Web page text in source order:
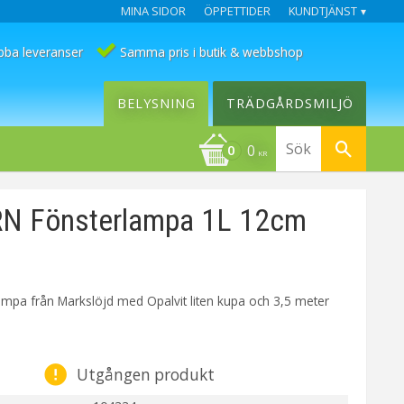
MINA SIDOR ÖPPETTIDER KUNDTJÄNST
leveranser Samma pris i butik & webbshop
0 KR
BELYSNING TRÄDGÅRDSMILJÖ
Fönsterlampa 1L 12cm
från Markslöjd med Opalvit liten kupa och 3,5 meter
Utgången produkt